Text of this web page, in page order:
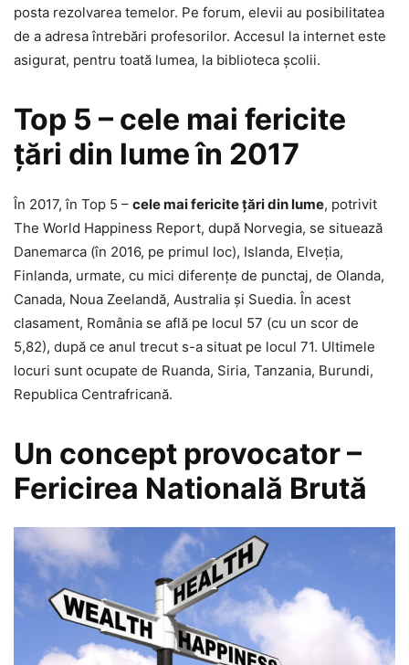
posta rezolvarea temelor. Pe forum, elevii au posibilitatea
de a adresa întrebări profesorilor. Accesul la internet este
asigurat, pentru toată lumea, la biblioteca şcolii.
Top 5 – cele mai fericite
ţări din lume în 2017
În 2017, în Top 5 – cele mai fericite ţări din lume, potrivit
The World Happiness Report, după Norvegia, se situează
Danemarca (în 2016, pe primul loc), Islanda, Elveţia,
Finlanda, urmate, cu mici diferenţe de punctaj, de Olanda,
Canada, Noua Zeelandă, Australia şi Suedia. În acest
clasament, România se află pe locul 57 (cu un scor de
5,82), după ce anul trecut s-a situat pe locul 71. Ultimele
locuri sunt ocupate de Ruanda, Siria, Tanzania, Burundi,
Republica Centrafricană.
Un concept provocator –
Fericirea Natională Brută